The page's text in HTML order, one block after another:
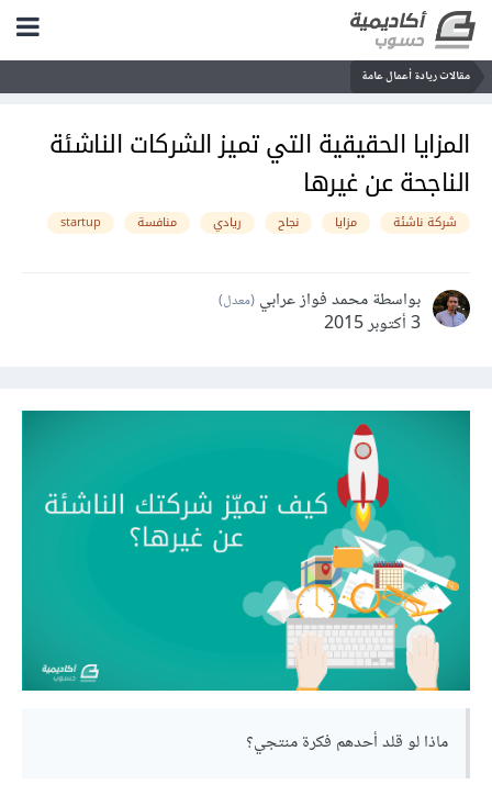
مقالات ريادة أعمال عامة
المزايا الحقيقية التي تميز الشركات الناشئة
الناجحة عن غيرها
شركة ناشئة مزايا نجاح ريادي منافسة startup
بواسطة محمد فواز عرابي (معدل)
3 أكتوبر 2015
ماذا لو قلد أحدهم فكرة منتجي؟